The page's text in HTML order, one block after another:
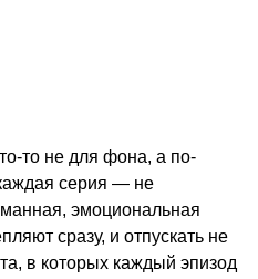
то не для фона, а по-
серия — не
эмоциональная
сразу, и отпускать не
в которых каждый эпизод